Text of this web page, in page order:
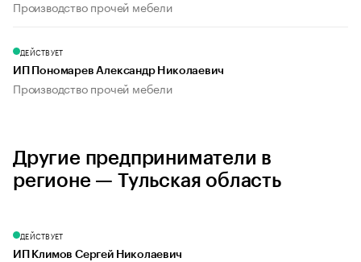
Производство прочей мебели
ДЕЙСТВУЕТ
ИП Пономарев Александр Николаевич
Производство прочей мебели
Другие предприниматели в
регионе — Тульская область
ДЕЙСТВУЕТ
ИП Климов Сергей Николаевич